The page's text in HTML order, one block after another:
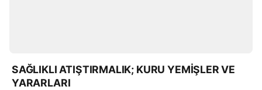
SAĞLIKLI ATIŞTIRMALIK; KURU YEMİŞLER VE
YARARLARI